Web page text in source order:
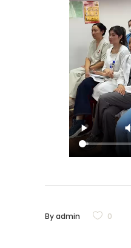
Byadmin 0